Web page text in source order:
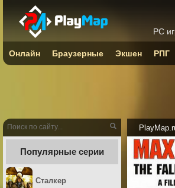
Популярные серии
Сталкер
PC
Онлайн Браузерные Экшен РПГ